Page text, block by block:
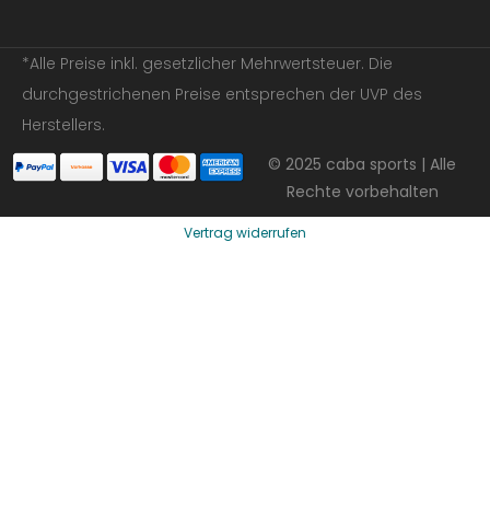
*Alle Preise inkl. gesetzlicher Mehrwertsteuer. Die
durchgestrichenen Preise entsprechen der UVP des
Herstellers.
© 2025 caba sports | Alle
Rechte vorbehalten
Vertrag widerrufen